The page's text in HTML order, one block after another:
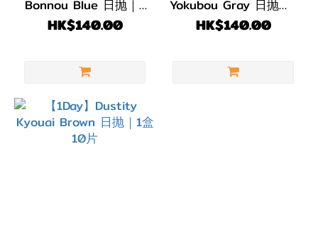
Bonnou Blue 日抛｜1
盒10片
HK$140.00
Yokubou Gray 日抛｜1
盒10片
HK$140.00